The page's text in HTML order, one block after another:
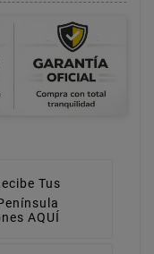
Tus
AQUÍ